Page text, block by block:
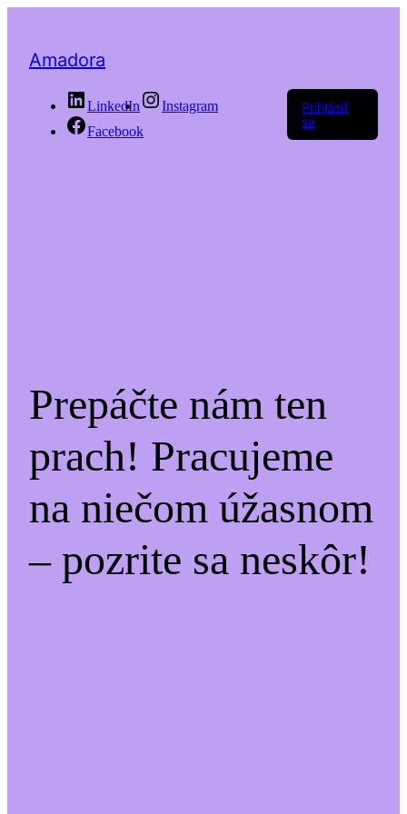
Amadora
LinkedIn
Instagram
Facebook
Prihlásiť
sa
Prepáčte nám ten
prach! Pracujeme
na niečom úžasnom
– pozrite sa neskôr!